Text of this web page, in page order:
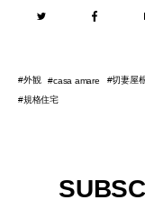
外観 casa amare 切妻屋
規格住宅